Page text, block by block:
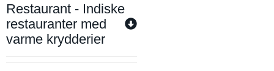
Restaurant - Indiske
restauranter med
varme krydderier